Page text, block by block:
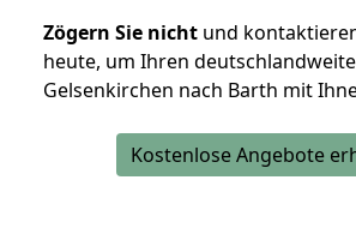
Zögern Sie nicht und
heute, um Ihren
Gelsenkirchen nach Barth mit
Kostenlose Angebote